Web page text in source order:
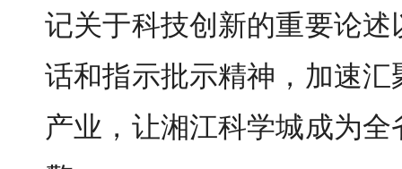
记关于科技创新的重要论
话和指示批示精神 ， 加速汇
产业， 让湘江科学城成为全